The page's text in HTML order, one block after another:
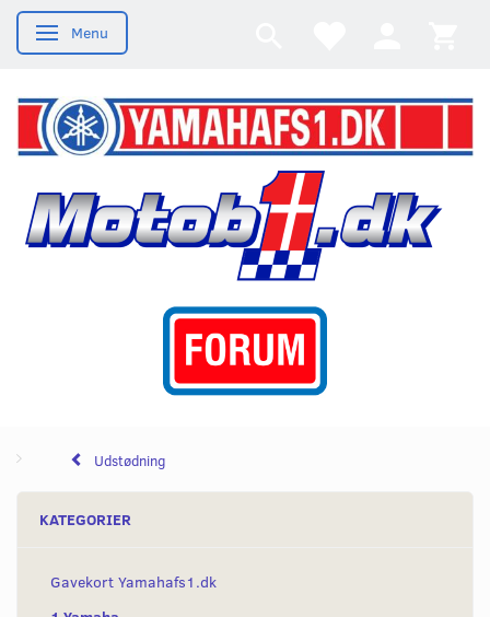
Skifte navigation
Menu
Udstødning
KATEGORIER
Gavekort Yamahafs1.dk